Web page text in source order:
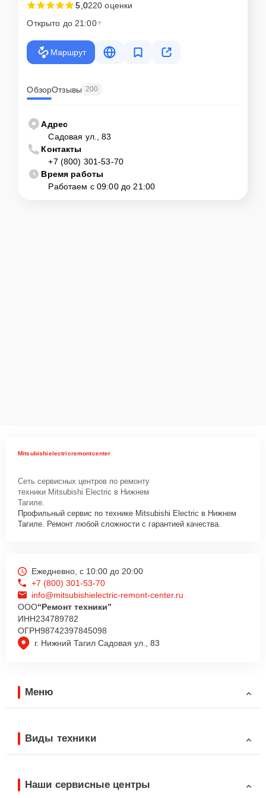
5,0220 оценки
Открыто до 21:00
Маршрут
ОбзорОтзывы 200
Адрес
Садовая ул., 83
Контакты
+7 (800) 301-53-70
Время работы
Работаем с 09:00 до 21:00
Mitsubishielectricremontcenter
Сеть сервисных центров по ремонту
техники Mitsubishi Electric в Нижнем
Тагиле.
Профильный сервис по технике Mitsubishi Electric в Нижнем
Тагиле. Ремонт любой сложности с гарантией качества.
г. Нижний Тагил Садовая ул., 83
Ежедневно, с 10:00 до 20:00
+7 (800) 301-53-70
info@mitsubishielectric-remont-center.ru
ООО“Ремонт техники”
ИНН234789782
ОГРН98742397845098
Меню
Виды техники
Наши сервисные центры